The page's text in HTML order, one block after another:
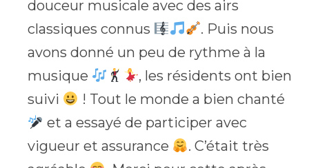
douceur musicale avec des airs
classiques connus
. Puis nous
avons donné un peu de rythme à la
musique
, les résidents ont bien
suivi
! Tout le monde a bien chanté
et a essayé de participer avec
vigueur et assurance
. C’était très